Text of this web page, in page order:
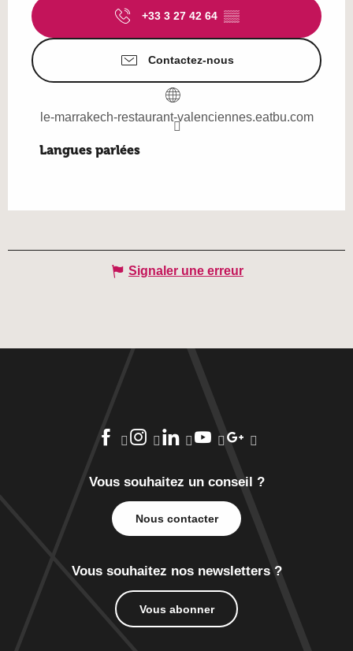
+33 3 27 42 64 ▒▒
Contactez-nous
le-marrakech-restaurant-valenciennes.eatbu.com
Langues parlées
Langues parlées
Signaler une erreur
Vous souhaitez un conseil ?
Nous contacter
Vous souhaitez nos newsletters ?
Vous abonner